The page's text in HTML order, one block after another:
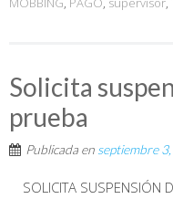
Solicita
prueba
Publicada en septiembre
SOLICITA SUSPENSIÓN